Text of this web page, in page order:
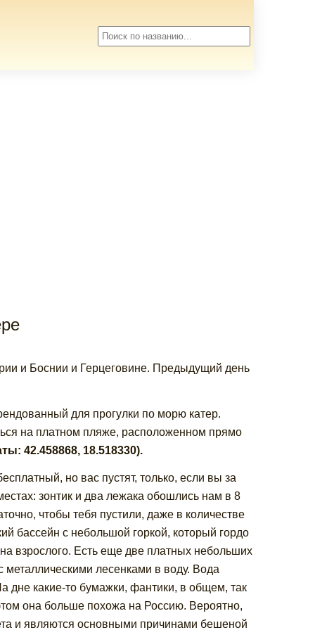
и Боснии и Герцеговине. Предыдущий день
для прогулки по морю катер.
на платном пляже, расположенном прямо
42.458868, 18.518330).
но вас пустят, только, если вы за
зонтик и два лежака обошлись нам в 8
чтобы тебя пустили, даже в количестве
бассейн с небольшой горкой, который гордо
взрослого. Есть еще две платных небольших
лесенками в воду. Вода
дне какие-то бумажки, фантики, в общем, так
она больше похожа на Россию. Вероятно,
и являются основными причинами бешеной